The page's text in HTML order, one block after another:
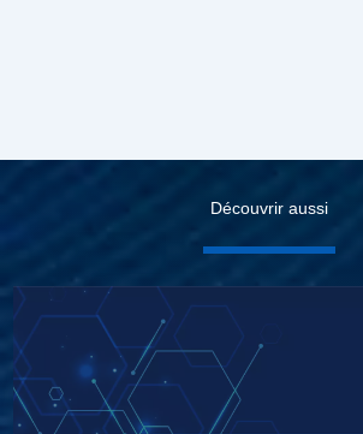
Découvrir aussi